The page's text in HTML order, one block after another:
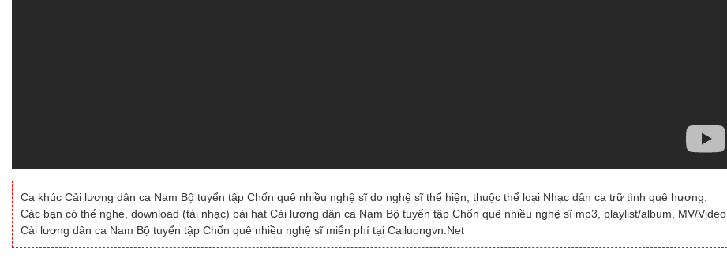
Ca khúc Cải lương dân ca Nam Bộ tuyển tập Chốn quê nhiều nghệ sĩ do nghệ sĩ thể hiện, thuộc thể loại Nhạc dân ca trữ tình quê hương.
Các bạn có thể nghe, download (tải nhạc) bài hát Cải lương dân ca Nam Bộ tuyển tập Chốn quê nhiều nghệ sĩ mp3, playlist/album, MV/Video
Cải lương dân ca Nam Bộ tuyển tập Chốn quê nhiều nghệ sĩ miễn phí tại Cailuongvn.Net